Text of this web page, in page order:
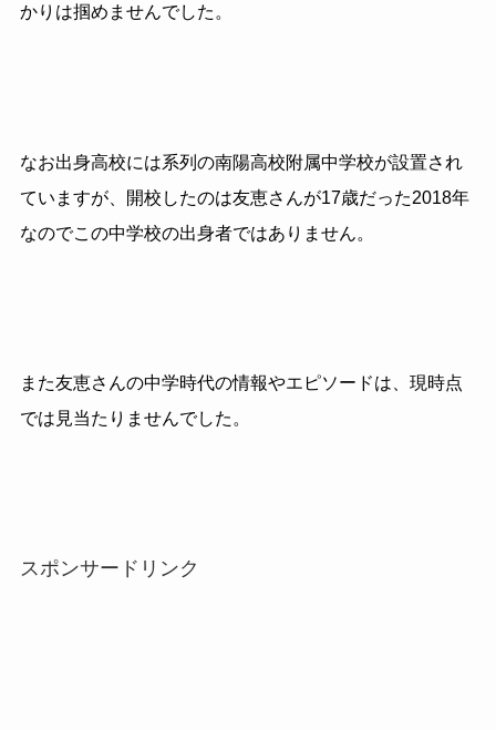
かりは掴めませんでした。
なお出身高校には系列の南陽高校附属中学校が設置され
ていますが、開校したのは友恵さんが17歳だった2018年
なのでこの中学校の出身者ではありません。
また友恵さんの中学時代の情報やエピソードは、現時点
では見当たりませんでした。
スポンサードリンク